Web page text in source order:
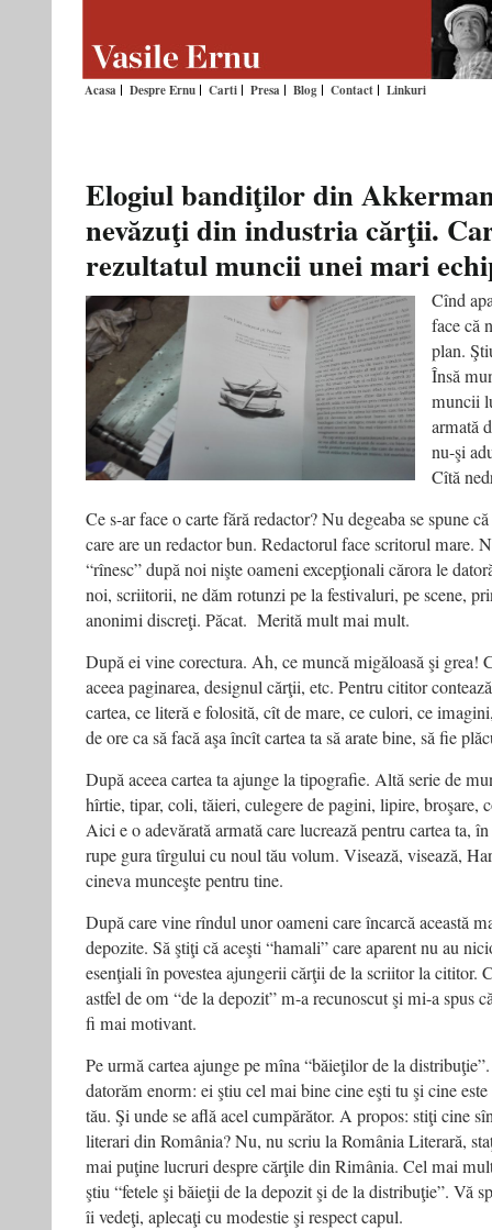
Acasa Despre Ernu Carti Presa Blog Contact Linkuri
Elogiul bandiţilor din
nevăzuţi din industria cărţii.
rezultatul muncii unei mari
Cînd
face că
plan.
Însă
muncii
armată
nu-şi
Cîtă
Ce s-ar face o carte fără redactor? Nu degeaba se spune
care are un redactor bun. Redactorul face scritorul mare.
“rînesc” după noi nişte oameni excepţionali cărora le
noi, scriitorii, ne dăm rotunzi pe la festivaluri, pe scene,
anonimi discreţi. Păcat. Merită mult mai mult.
După ei vine corectura. Ah, ce muncă migăloasă şi grea!
aceea paginarea, designul cărţii, etc. Pentru cititor
cartea, ce literă e folosită, cît de mare, ce culori, ce
de ore ca să facă aşa încît cartea ta să arate bine, să fie
După aceea cartea ta ajunge la tipografie. Altă serie de
hîrtie, tipar, coli, tăieri, culegere de pagini, lipire, broşare,
Aici e o adevărată armată care lucrează pentru cartea ta,
rupe gura tîrgului cu noul tău volum. Visează, visează,
cineva munceşte pentru tine.
După care vine rîndul unor oameni care încarcă această
depozite. Să ştiţi că aceşti “hamali” care aparent nu au
esenţiali în povestea ajungerii cărţii de la scriitor la cititor.
astfel de om “de la depozit” m-a recunoscut şi mi-a spus
fi mai motivant.
Pe urmă cartea ajunge pe mîna “băieţilor de la
datorăm enorm: ei ştiu cel mai bine cine eşti tu şi cine
tău. Şi unde se află acel cumpărător. A propos: stiţi cine
literari din România? Nu, nu scriu la România Literară,
mai puţine lucruri despre cărţile din Rimânia. Cel mai
ştiu “fetele şi băieţii de la depozit şi de la distribuţie”. Vă
îi vedeţi, aplecaţi cu modestie şi respect capul.